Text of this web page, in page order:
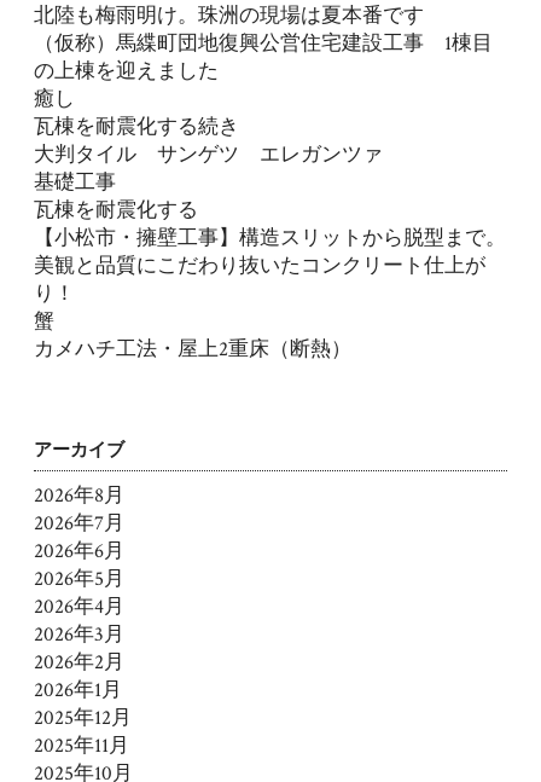
北陸も梅雨明け。珠洲の現場は夏本番です
（仮称）馬緤町団地復興公営住宅建設工事 1棟目
の上棟を迎えました
癒し
瓦棟を耐震化する続き
大判タイル サンゲツ エレガンツァ
基礎工事
瓦棟を耐震化する
【小松市・擁壁工事】構造スリットから脱型まで。
美観と品質にこだわり抜いたコンクリート仕上が
り！
蟹
カメハチ工法・屋上2重床（断熱）
アーカイブ
2026年8月
2026年7月
2026年6月
2026年5月
2026年4月
2026年3月
2026年2月
2026年1月
2025年12月
2025年11月
2025年10月